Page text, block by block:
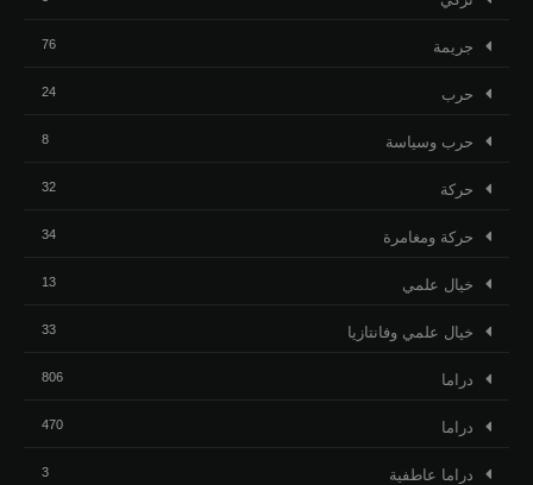
جريمة 76
حرب 24
حرب وسياسة 8
حركة 32
حركة ومغامرة 34
خيال علمي 13
خيال علمي وفانتازيا 33
دراما 806
دراما 470
دراما عاطفية 3